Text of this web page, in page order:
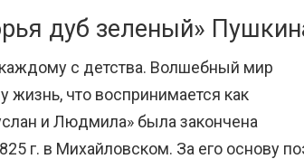
дуб зеленый»
с детства. Волшебный мир
жизнь, что воспринимается как
и Людмила» была закончена
г. в Михайловском. За его основу